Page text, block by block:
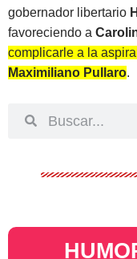
gobernador libertario
favoreciendo a
complicarle a la
Maximiliano Pullaro.